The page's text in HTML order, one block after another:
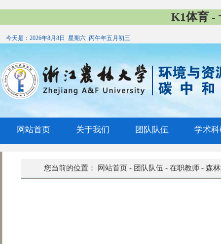
K1体育 -
今天是： 2026年8月8日 星期六 丙午年五月初三
网站首页 关于我们 团队队伍 学术
您当前的位置： 网站首页- 团队队伍 - 在职教师- 森